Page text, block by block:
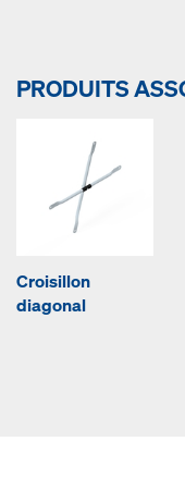
PRODUITS
Croisillon
diagonal